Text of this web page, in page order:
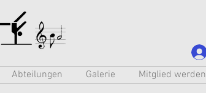
Abteilungen Galerie Mitglied werden